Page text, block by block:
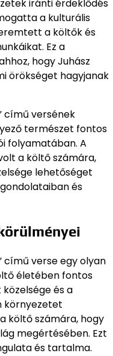
iránti érdeklődés
a kulturális
a költők és
Ez a
hogy Juhász
örökséget hagyjanak
című versének
természet fontos
folyamatában. A
a költő számára,
lehetőséget
és
című verse egy olyan
életében fontos
és a
környezetet
költő számára, hogy
megértésében. Ezt
és tartalma.